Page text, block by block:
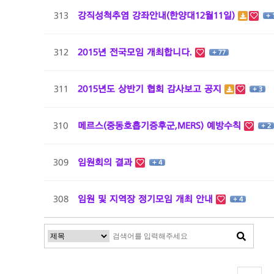
313 강직성척추염 강좌안내(한양대12월11일) +
312 2015년 전국모임 개최합니다. + 77
311 2015년도 상반기 협회 감사보고 공지 + 3
310 메르스(중동호흡기증후군,MERS) 예방수칙 + 2
309 임원회의 결과 + 4
308 임원 및 지역장 정기모임 개최 안내 + 4